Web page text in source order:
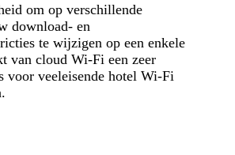
om op verschillende
download- en
te wijzigen op een enkele
van cloud Wi-Fi een zeer
voor veeleisende hotel Wi-Fi